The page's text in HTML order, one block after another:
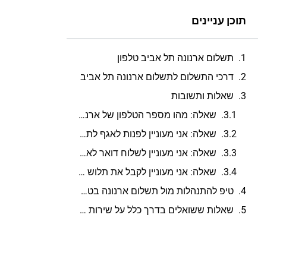
תוכן עניינים
תשלום ארנונה תל אביב טלפון
דרכי התשלום לתשלום ארנונה תל אביב
שאלות ותשובות
שאלה: מהו מספר הטלפון של ארנונה תל אביב שירות לקוחות?
שאלה: אני מעוניין לפנות לאגף לתשלום ארנונה תל אביב באמצעות הפקס, האם ניתן לעשות זאת?
שאלה: אני מעוניין לשלוח דואר לאגף לתשלום ארנונה תל אביב, מהי הכתובת למשלוח?
שאלה: אני מעוניין לקבל את תלוש הארנונה שלי לדואר האלקטרוני שלי, האם זה אפשרי?
טיפ להתנהלות מול תשלום ארנונה בטלפון לסיום
שאלות ששואלים בדרך כלל על שירות הלקוחות של תשלום ארנונה